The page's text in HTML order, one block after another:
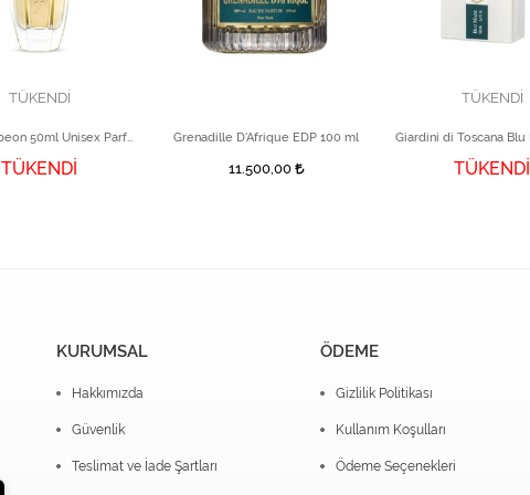
TÜKENDİ
TÜKENDİ
Grenadille D'Afrique EDP 100 ml
11.500,00
TÜKENDİ
TÜKENDİ
KURUMSAL
Hakkımızda
Güvenlik
Teslimat ve İade Şartları
ÖDEME
Gizlilik Politikası
Kullanım Koşulları
Ödeme Seçenekleri